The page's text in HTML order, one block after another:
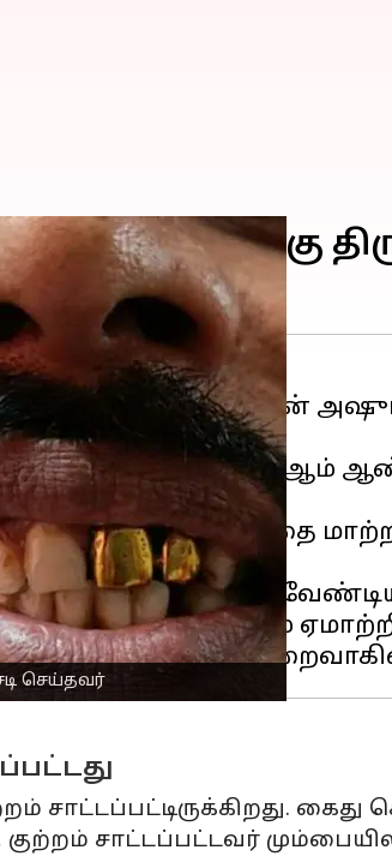
செய்தவர்
பிறகு
38 வயதான பிரவின்
இவர், கடந்த 2007ஆம்
இருக்க அடையாளத்தை
கொடுக்க
முதலாளியையும்
கைது
சாட்டப்பட்டவர்